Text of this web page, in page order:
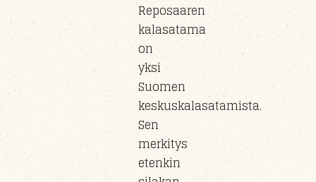
Reposaaren
kalasatama
on
yksi
Suomen
keskuskalasatamista.
Sen
merkitys
etenkin